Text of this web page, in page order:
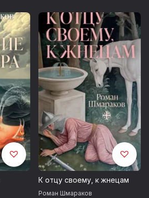
К отцу своему, к жнецам
Роман Шмараков